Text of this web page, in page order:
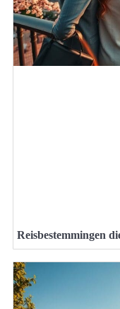
Reisbestemmingen